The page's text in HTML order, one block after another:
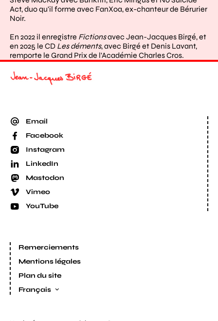
Act, duo qu'il forme avec FanXoa, ex-chanteur de Bérurier
Noir.
En 2022 il enregistre Fictionsavec Jean-Jacques Birgé, et
en 2025 le CD Les déments, avec Birgé et Denis Lavant,
remporte le Grand Prix de l'Académie Charles Cros.
Email
Facebook
Instagram
LinkedIn
Mastodon
Vimeo
YouTube
Remerciements
Mentions légales
Plan du site
Français